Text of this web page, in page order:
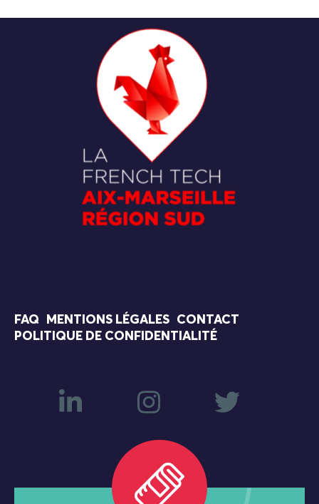
FAQ MENTIONS LÉGALES
CONTACT
POLITIQUE DE CONFIDENTIALITÉ